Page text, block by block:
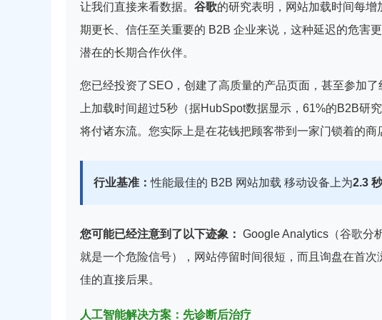
让我们直接来看数据。 谷歌的研究表明，网站加载时间每增
期更长、信任至关重要的 B2B 企业来说，这种延迟的危害
潜在的长期合作伙伴。
您已经投资了SEO，创建了高质量的产品页面，甚至参加
上加载时间超过5秒（据HubSpot数据显示，61%的B2B研
将付诸东流。 您实际上是在花钱把顾客带到一家门锁着的商
行业基准：性能最佳的 B2B 网站加载 移动设备上为2.3
您可能已经注意到了以下迹象： Google Analytics（谷歌分
就是一个危险信号），网站停留时间很短，而且询盘在首
佳的直接后果。
人工智能解决方案：先诊断后治疗